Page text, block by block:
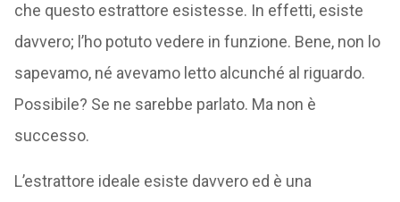
che questo estrattore esistesse. In effetti, esiste
davvero; l’ho potuto vedere in funzione. Bene, non lo
sapevamo, né avevamo letto alcunché al riguardo.
Possibile? Se ne sarebbe parlato. Ma non è
successo.
L’estrattore ideale esiste davvero ed è una